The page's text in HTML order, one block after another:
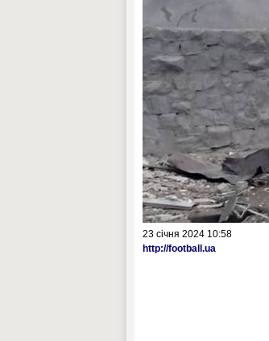
23 січня 2024 10:58
http://football.ua